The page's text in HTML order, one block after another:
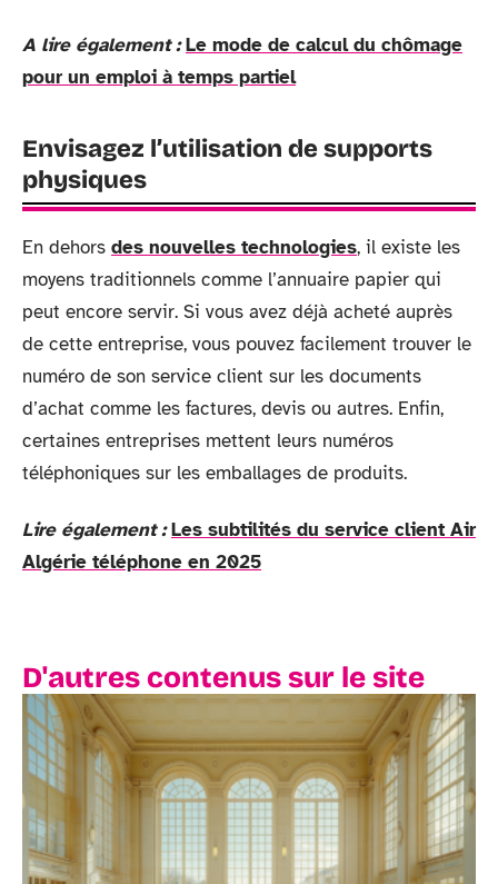
A lire également : Le mode de calcul du chômage
pour un emploi à temps partiel
Envisagez l’utilisation de supports
physiques
En dehors des nouvelles technologies, il existe les
moyens traditionnels comme l’annuaire papier qui
peut encore servir. Si vous avez déjà acheté auprès
de cette entreprise, vous pouvez facilement trouver le
numéro de son service client sur les documents
d’achat comme les factures, devis ou autres. Enfin,
certaines entreprises mettent leurs numéros
téléphoniques sur les emballages de produits.
Lire également : Les subtilités du service client Air
Algérie téléphone en 2025
D'autres contenus sur le site